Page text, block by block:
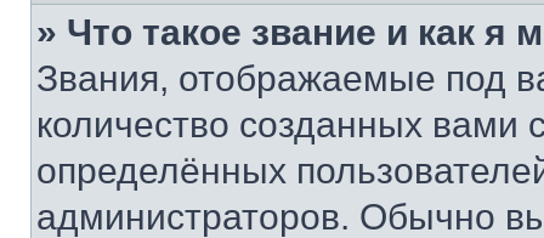
» Что такое звание и как я
Звания, отображаемые под
количество созданных
определённых
администраторов. Обычно